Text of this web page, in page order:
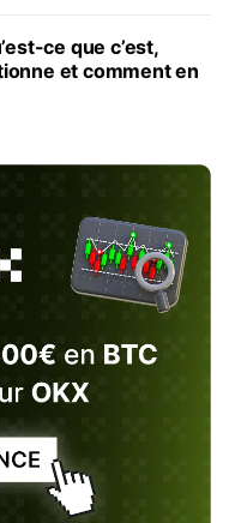
ce que c’est,
et comment en